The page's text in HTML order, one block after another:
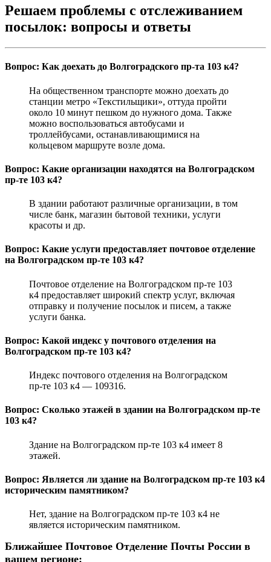
Решаем проблемы с отслеживанием
посылок: вопросы и ответы
Вопрос: Как доехать до Волгоградского пр-та 103 к4?
На общественном транспорте можно доехать до
станции метро «Текстильщики», оттуда пройти
около 10 минут пешком до нужного дома. Также
можно воспользоваться автобусами и
троллейбусами, останавливающимися на
кольцевом маршруте возле дома.
Вопрос: Какие организации находятся на Волгоградском
пр-те 103 к4?
В здании работают различные организации, в том
числе банк, магазин бытовой техники, услуги
красоты и др.
Вопрос: Какие услуги предоставляет почтовое отделение
на Волгоградском пр-те 103 к4?
Почтовое отделение на Волгоградском пр-те 103
к4 предоставляет широкий спектр услуг, включая
отправку и получение посылок и писем, а также
услуги банка.
Вопрос: Какой индекс у почтового отделения на
Волгоградском пр-те 103 к4?
Индекс почтового отделения на Волгоградском
пр-те 103 к4 — 109316.
Вопрос: Сколько этажей в здании на Волгоградском пр-те
103 к4?
Здание на Волгоградском пр-те 103 к4 имеет 8
этажей.
Вопрос: Является ли здание на Волгоградском пр-те 103 к4
историческим памятником?
Нет, здание на Волгоградском пр-те 103 к4 не
является историческим памятником.
Ближайшее Почтовое Отделение Почты России в
вашем регионе: